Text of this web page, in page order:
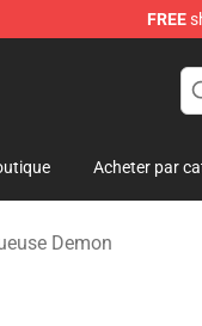
FREE
Shop
Acheter par
Demon